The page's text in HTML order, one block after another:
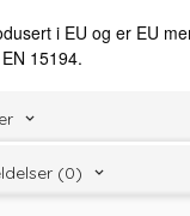
i EU og er EU
15194.
(0)